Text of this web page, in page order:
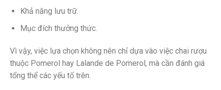
Khả năng lưu trữ.
Mục đích thưởng thức.
Vì vậy, việc lựa chọn không nên chỉ dựa vào việc chai rượu
thuộc Pomerol hay Lalande de Pomerol, mà cần đánh giá
tổng thể các yếu tố trên.